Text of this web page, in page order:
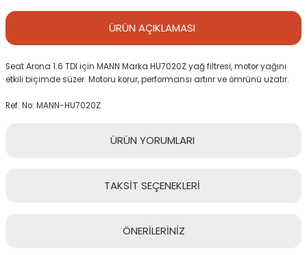
ÜRÜN AÇIKLAMASI
Seat Arona 1.6 TDI için MANN Marka HU7020Z yağ filtresi, motor yağını
etkili biçimde süzer. Motoru korur, performansı artırır ve ömrünü uzatır.
Ref. No: MANN-HU7020Z
ÜRÜN YORUMLARI
TAKSİT SEÇENEKLERİ
ÖNERİLERİNİZ